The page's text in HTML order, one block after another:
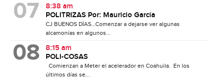
8:38 am
POLITRIZAS Por: Mauricio García
CJ BUENOS DÍAS…Comenzar a dejarse ver algunas
alcamonías en algunos...
8:15 am
POLI-COSAS
Comienzan a Meter el acelerador en Coahuila. En los
últimos días se...